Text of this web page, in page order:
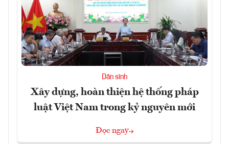
Dân sinh
Xây dựng, hoàn thiện hệ thống pháp
luật Việt Nam trong kỷ nguyên mới
Đọc ngay